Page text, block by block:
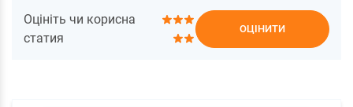
Оцініть чи корисна
статия
ОЦІНИТИ